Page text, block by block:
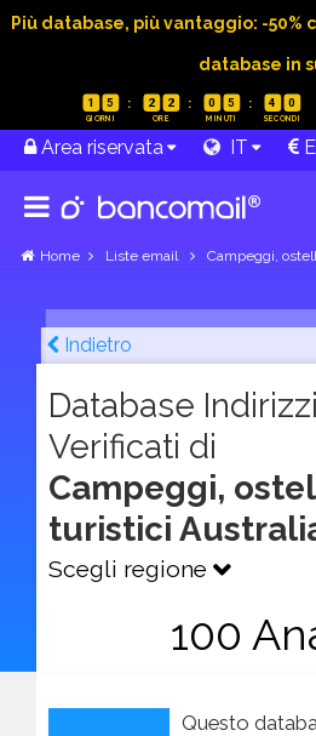
Più database, più vantaggio: -50%
database in
1 5 2 2 0 5 3 9
Area riservata IT
Home Liste email Campeggi,
Indietro
Database
Verificati di
Campeggi,
turistici
Scegli regione
100
Questo